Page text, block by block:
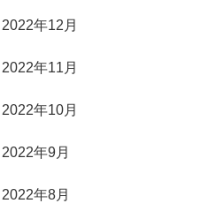
2022年12月
2022年11月
2022年10月
2022年9月
2022年8月